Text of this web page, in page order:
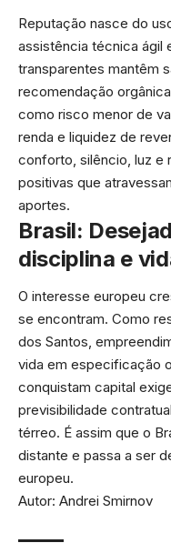
Reputação nasce do
assistência técnica ágil
transparentes mantêm
recomendação
como risco menor de
renda e liquidez de
conforto, silêncio, luz e
positivas que
aportes.
Brasil:
disciplina e
O interesse europeu
se encontram. Como
dos Santos,
vida em especificação
conquistam capital
previsibilidade
térreo. É assim que o
distante e passa a ser
europeu.
Autor: Andrei Smirnov